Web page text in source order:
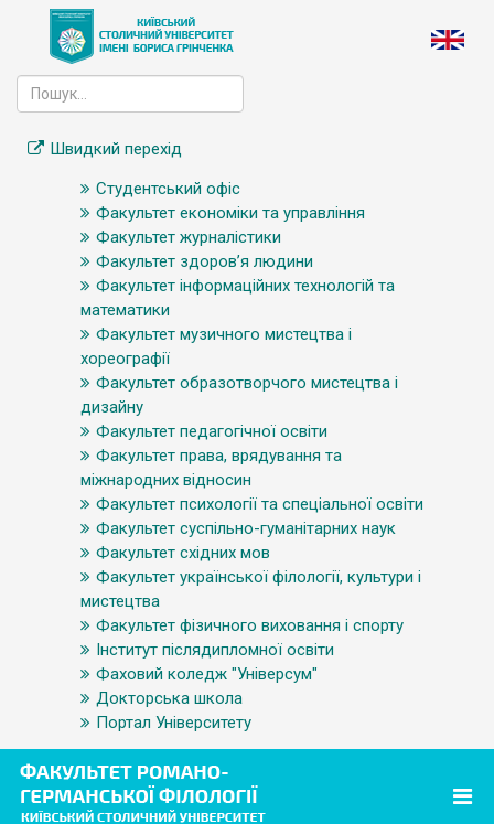
Швидкий перехід
Студентський офіс
Факультет економіки та управління
Факультет журналістики
Факультет здоров’я людини
Факультет інформаційних технологій та
математики
Факультет музичного мистецтва і
хореографії
Факультет образотворчого мистецтва і
дизайну
Факультет педагогічної освіти
Факультет права, врядування та
міжнародних відносин
Факультет психології та спеціальної освіти
Факультет суспільно-гуманітарних наук
Факультет східних мов
Факультет української філології, культури і
мистецтва
Факультет фізичного виховання і спорту
Інститут післядипломної освіти
Фаховий коледж "Універсум"
Докторська школа
Портал Університету